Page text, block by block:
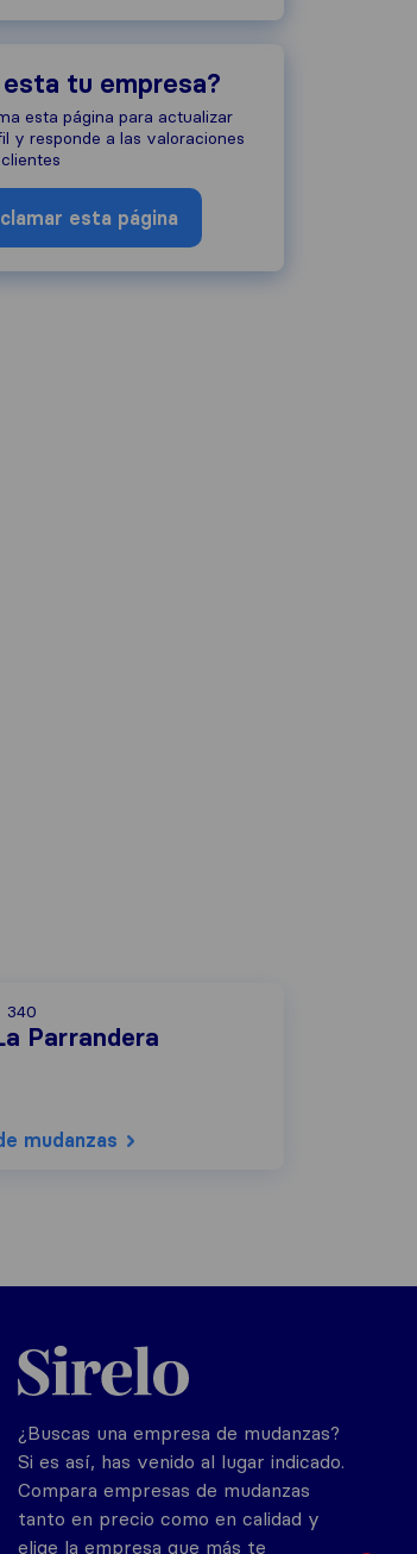
esta tu empresa?
esta página para actualizar
y responde a las valoraciones
esta página
340
Parrandera
mudanzas
Sirelo.es
¿Buscas una empresa de mudanzas?
Si es así, has venido al lugar indicado.
Compara empresas de mudanzas
tanto en precio como en calidad y
elige la empresa que más te